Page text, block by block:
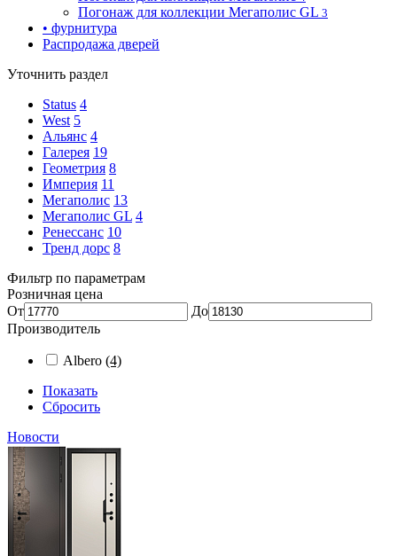
Погонаж для коллекции Мегаполис GL 3
• фурнитура
Распродажа дверей
Уточнить раздел
Status 4
West 5
Альянс 4
Галерея 19
Геометрия 8
Империя 11
Мегаполис 13
Мегаполис GL 4
Ренессанс 10
Тренд дорс 8
Фильтр по параметрам
Розничная цена
От
До
Производитель
Albero (4)
Показать
Сбросить
Новости